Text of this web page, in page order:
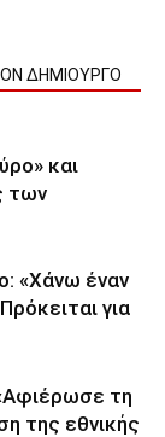
ΔΗΜΙΟΥΡΓΟ
και
των
«Χάνω έναν
για
τη
της εθνικής